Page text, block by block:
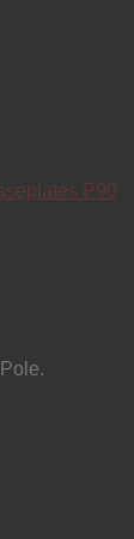
P90